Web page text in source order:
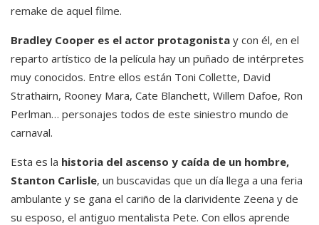
remake de aquel filme.
Bradley Cooper es el actor protagonista y con él, en el
reparto artístico de la película hay un puñado de intérpretes
muy conocidos. Entre ellos están Toni Collette, David
Strathairn, Rooney Mara, Cate Blanchett, Willem Dafoe, Ron
Perlman… personajes todos de este siniestro mundo de
carnaval.
Esta es la historia del ascenso y caída de un hombre,
Stanton Carlisle, un buscavidas que un día llega a una feria
ambulante y se gana el cariño de la clarividente Zeena y de
su esposo, el antiguo mentalista Pete. Con ellos aprende